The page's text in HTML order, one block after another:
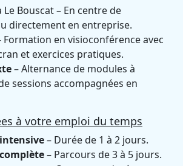
Le Bouscat – En centre de
directement en entreprise.
Formation en visioconférence avec
et exercices pratiques.
– Alternance de modules à
sessions accompagnées en
à votre emploi du temps
– Durée de 1 à 2 jours.
– Parcours de 3 à 5 jours.